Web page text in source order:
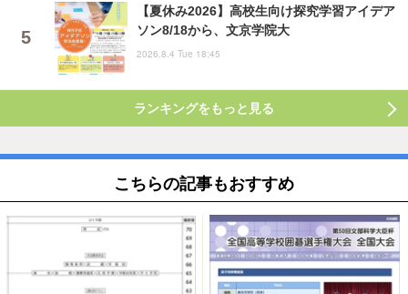
【夏休み2026】高校生向け探究学習アイデア
ソン8/18から、文京学院大
2026.8.4 Tue 18:45
ランキングをもっと見る
こちらの記事もおすすめ